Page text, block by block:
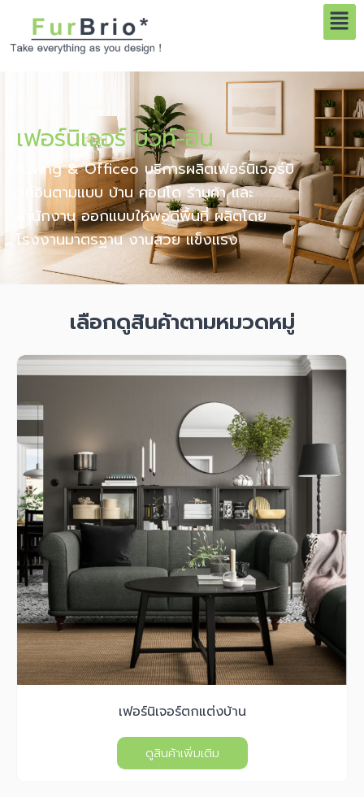
content
เมนู
เฟอร์นิเจอร์ บิวท์-อิน
iLiving & Officeo บริการผลิตเฟอร์นิเจอร์บิ
วท์อินตามแบบ บ้าน คอนโด ร้านค้า และ
สำนักงาน ออกแบบให้พอดีพื้นที่ ผลิตโดย
โรงงานมาตรฐาน งานสวย แข็งแรง
เลือกดูสินค้าตามหมวดหมู่
เฟอร์นิเจอร์ตกแต่งบ้าน
ดูสินค้าเพิ่มเติม